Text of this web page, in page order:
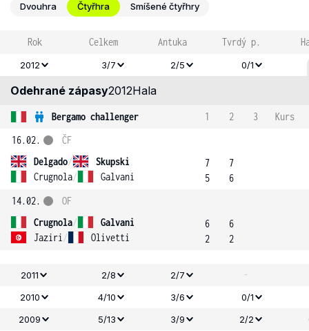
Dvouhra Čtyřhra Smíšené čtyřhry
Rok Celkem Antuka Tvrdý p.
2012 3/7 2/5 0/1
Odehrané zápasy2012Hala
Bergamo challenger 1 2 3
Kurs
16.02.
Delgado/
Skupski
Crugnola/ Galvani
ČF
7
5
7
6
14.02.
Crugnola/
Galvani
Jaziri / Olivetti
OF
6
2
6
2
2011 2/8 2/7 -
2010 4/10 3/6
0/1
2009
5/13 3/9 2/2